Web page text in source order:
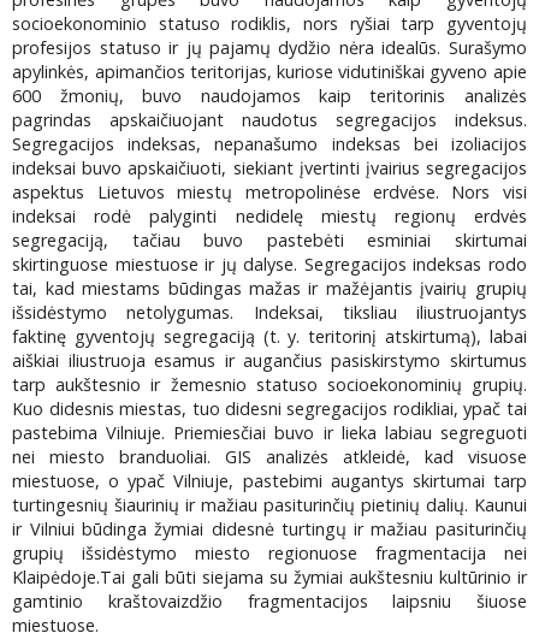
socioekonominio statuso rodiklis, nors ryšiai tarp gyventojų
profesijos statuso ir jų pajamų dydžio nėra idealūs. Surašymo
apylinkės, apimančios teritorijas, kuriose vidutiniškai gyveno apie
600 žmonių, buvo naudojamos kaip teritorinis analizės
pagrindas apskaičiuojant naudotus segregacijos indeksus.
Segregacijos indeksas, nepanašumo indeksas bei izoliacijos
indeksai buvo apskaičiuoti, siekiant įvertinti įvairius segregacijos
aspektus Lietuvos miestų metropolinėse erdvėse. Nors visi
indeksai rodė palyginti nedidelę miestų regionų erdvės
segregaciją, tačiau buvo pastebėti esminiai skirtumai
skirtinguose miestuose ir jų dalyse. Segregacijos indeksas rodo
tai, kad miestams būdingas mažas ir mažėjantis įvairių grupių
išsidėstymo netolygumas. Indeksai, tiksliau iliustruojantys
faktinę gyventojų segregaciją (t. y. teritorinį atskirtumą), labai
aiškiai iliustruoja esamus ir augančius pasiskirstymo skirtumus
tarp aukštesnio ir žemesnio statuso socioekonominių grupių.
Kuo didesnis miestas, tuo didesni segregacijos rodikliai, ypač tai
pastebima Vilniuje. Priemiesčiai buvo ir lieka labiau segreguoti
nei miesto branduoliai. GIS analizės atkleidė, kad visuose
miestuose, o ypač Vilniuje, pastebimi augantys skirtumai tarp
turtingesnių šiaurinių ir mažiau pasiturinčių pietinių dalių. Kaunui
ir Vilniui būdinga žymiai didesnė turtingų ir mažiau pasiturinčių
grupių išsidėstymo miesto regionuose fragmentacija nei
Klaipėdoje.Tai gali būti siejama su žymiai aukštesniu kultūrinio ir
gamtinio kraštovaizdžio fragmentacijos laipsniu šiuose
miestuose.